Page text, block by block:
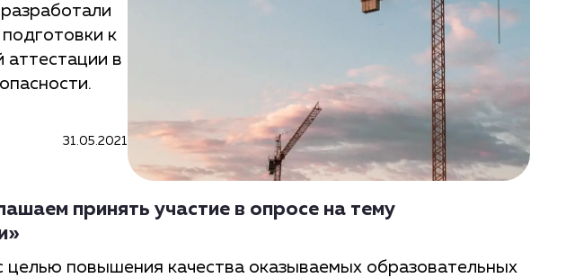
к
в
31.05.2021
принять участие в опросе на тему
повышения качества оказываемых образовательных